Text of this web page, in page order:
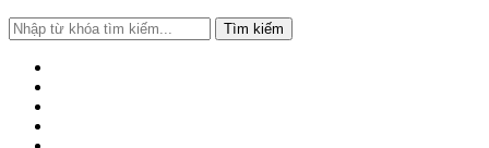
Search
for:
Tìm kiếm